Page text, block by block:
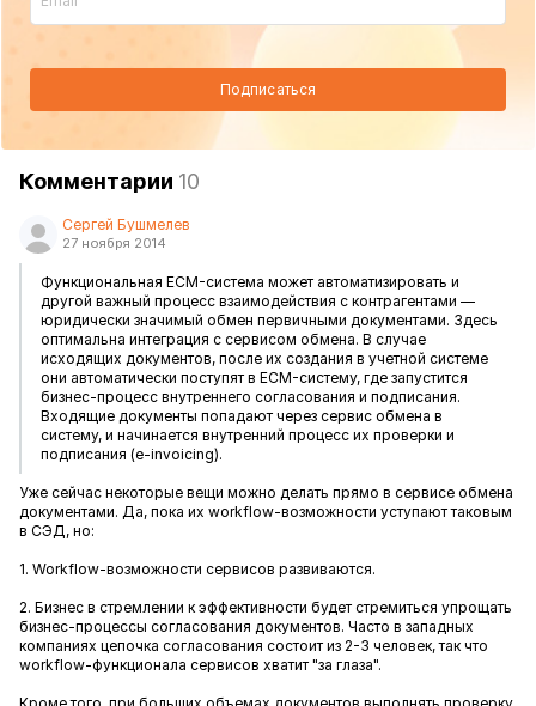
Подписаться
Комментарии 10
Сергей Бушмелев
27 ноября 2014
Функциональная ECM-система может автоматизировать и
другой важный процесс взаимодействия с контрагентами —
юридически значимый обмен первичными документами. Здесь
оптимальна интеграция с сервисом обмена. В случае
исходящих документов, после их создания в учетной системе
они автоматически поступят в ECM-систему, где запустится
бизнес-процесс внутреннего согласования и подписания.
Входящие документы попадают через сервис обмена в
систему, и начинается внутренний процесс их проверки и
подписания (e-invoicing).
Уже сейчас некоторые вещи можно делать прямо в сервисе обмена
документами. Да, пока их workflow-возможности уступают таковым
в СЭД, но:
1. Workflow-возможности сервисов развиваются.
2. Бизнес в стремлении к эффективности будет стремиться упрощать
бизнес-процессы согласования документов. Часто в западных
компаниях цепочка согласования состоит из 2-3 человек, так что
workflow-функционала сервисов хватит "за глаза".